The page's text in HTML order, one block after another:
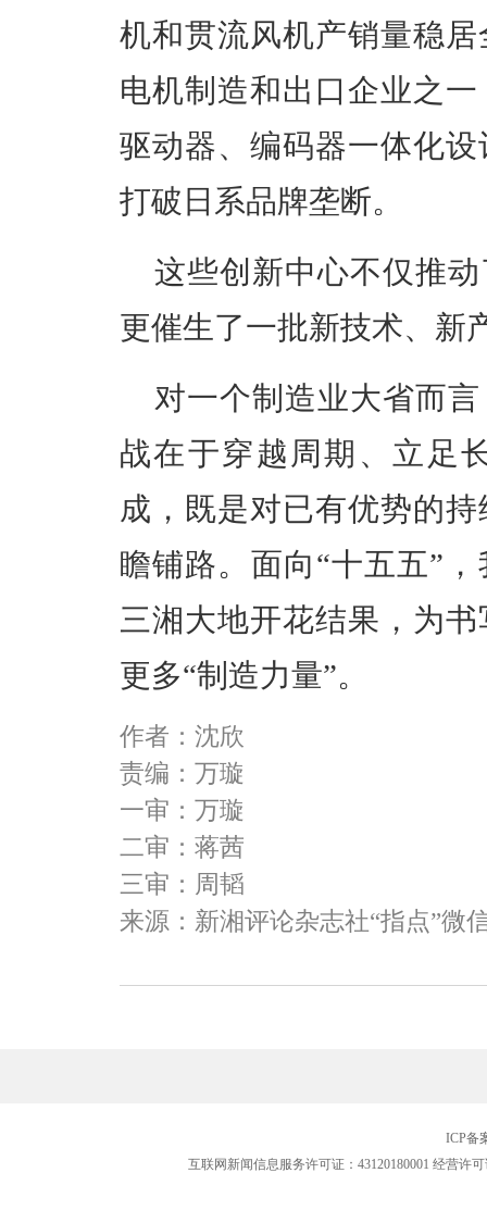
机和贯流风机产销量稳
电机制造和出口企业之一
驱动器、编码器一体化
打破日系品牌垄断。
这些创新中心不仅推动
更催生了一批新技术、新
对一个制造业大省而
战在于穿越周期、立足
成，既是对已有优势的
瞻铺路。 面向“十五五”
三湘大地开花结果，为
更多“制造力量”。
作者：沈欣
责编：万璇
一审：万璇
二审：蒋茜
三审：周韬
来源：新湘评论杂志社“指点”微
ICP备
互联网新闻信息服务许可证：43120180001 经营许可